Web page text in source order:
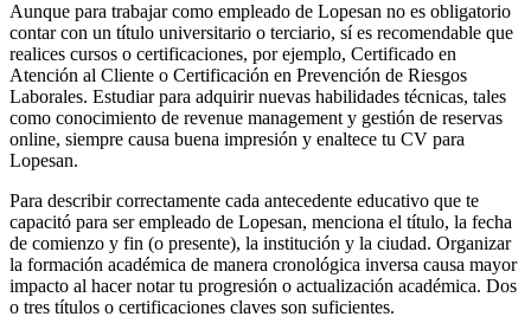
Aunque para trabajar como empleado de Lopesan no es obligatorio
contar con un título universitario o terciario, sí es recomendable que
realices cursos o certificaciones, por ejemplo, Certificado en
Atención al Cliente o Certificación en Prevención de Riesgos
Laborales. Estudiar para adquirir nuevas habilidades técnicas, tales
como conocimiento de revenue management y gestión de reservas
online, siempre causa buena impresión y enaltece tu CV para
Lopesan.
Para describir correctamente cada antecedente educativo que te
capacitó para ser empleado de Lopesan, menciona el título, la fecha
de comienzo y fin (o presente), la institución y la ciudad. Organizar
la formación académica de manera cronológica inversa causa mayor
impacto al hacer notar tu progresión o actualización académica. Dos
o tres títulos o certificaciones claves son suficientes.